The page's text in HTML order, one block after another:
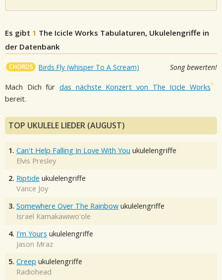
Es gibt 1 The Icicle Works Tabulaturen, Ukulelengriffe in
der Datenbank
CHORDS Birds Fly (whisper To A Scream) Song bewerten!
Mach Dich für das nächste Konzert von The Icicle Works
bereit.
TOP UKULELE LIEDER (AUGUST)
1. Can't Help Falling In Love With You ukulelengriffe
Elvis Presley
2. Riptide ukulelengriffe
Vance Joy
3. Somewhere Over The Rainbow ukulelengriffe
Israel Kamakawiwo'ole
4. I'm Yours ukulelengriffe
Jason Mraz
5. Creep ukulelengriffe
Radiohead